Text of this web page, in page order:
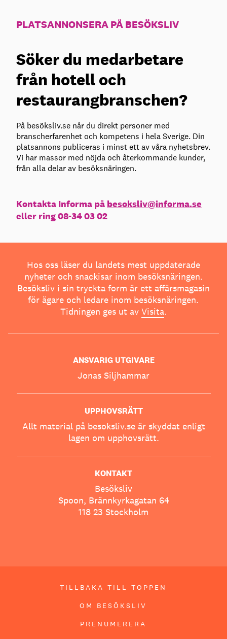
PLATSANNONSERA PÅ BESÖKSLIV
Söker du medarbetare
från hotell och
restaurangbranschen?
På besöksliv.se når du direkt personer med
branscherfarenhet och kompetens i hela Sverige. Din
platsannons publiceras i minst ett av våra nyhetsbrev.
Vi har massor med nöjda och återkommande kunder,
från alla delar av besöksnäringen.
Kontakta Informa på besoksliv@informa.se
eller ring 08-34 03 02
Hos oss läser du landets mest uppdaterade
nyheter och snackisar inom besöksnäringen.
Besöksliv i sin tryckta form är ett affärsmagasin
för ägare och ledare inom besöksnäringen.
Tidningen ges ut av Visita.
ANSVARIG UTGIVARE
Jonas Siljhammar
UPPHOVSRÄTT
Allt material på besoksliv.se är skyddat enligt
lagen om upphovsrätt.
KONTAKT
Besöksliv
Spoon, Brännkyrkagatan 64
118 23 Stockholm
TILLBAKA TILL TOPPEN
OM BESÖKSLIV
PRENUMERERA